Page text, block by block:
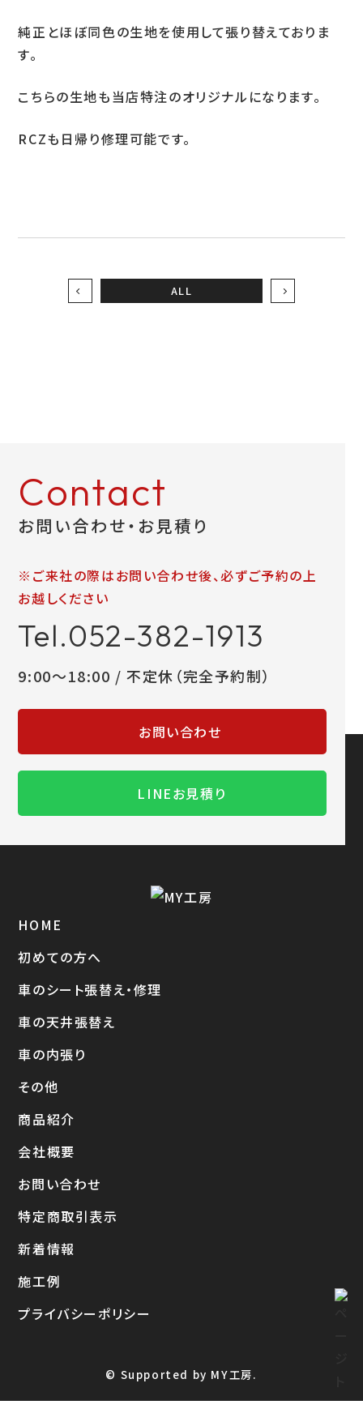
お問い合わせ
LINEお見積り
純正とほぼ同色の生地を使用して張り替えておりま
す。
こちらの生地も当店特注のオリジナルになります。
RCZも日帰り修理可能です。
ALL
Contact
お問い合わせ・お見積り
※ご来社の際はお問い合わせ後、必ずご予約の上
お越しください
Tel.052-382-1913
9:00～18:00 / 不定休（完全予約制）
お問い合わせ
LINEお見積り
HOME
初めての方へ
車のシート張替え・修理
車の天井張替え
車の内張り
その他
商品紹介
会社概要
お問い合わせ
特定商取引表示
新着情報
施工例
プライバシーポリシー
© Supported by MY工房.